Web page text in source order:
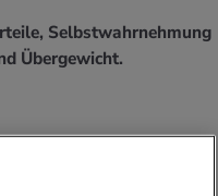
Selbstwahrnehmung
Übergewicht.
E.